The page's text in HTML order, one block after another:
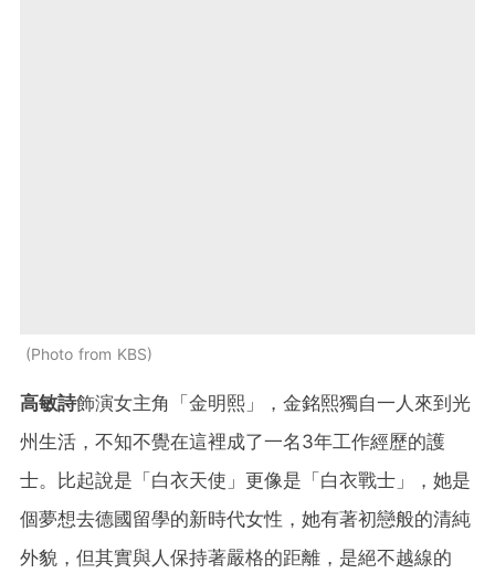
Photo from KBS
高敏詩飾演女主角「金明熙」，金銘熙獨自一人來到光
州生活，不知不覺在這裡成了一名3年工作經歷的護
士。比起說是「白衣天使」更像是「白衣戰士」，她是
個夢想去德國留學的新時代女性，她有著初戀般的清純
外貌，但其實與人保持著嚴格的距離，是絕不越線的